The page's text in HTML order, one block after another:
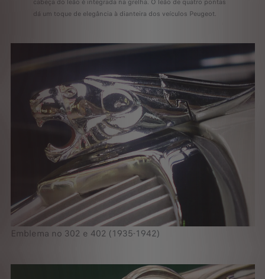
cabeça do leão é integrada na grelha. O leão de quatro pontas
dá um toque de elegância à dianteira dos veículos Peugeot.
Emblema no 302 e 402 (1935-1942)